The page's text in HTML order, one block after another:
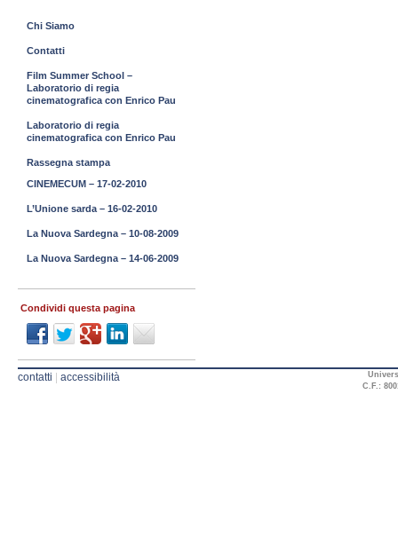
Chi Siamo
Contatti
Film Summer School –
Laboratorio di regia
cinematografica con Enrico Pau
Laboratorio di regia
cinematografica con Enrico Pau
Rassegna stampa
CINEMECUM – 17-02-2010
L’Unione sarda – 16-02-2010
La Nuova Sardegna – 10-08-2009
La Nuova Sardegna – 14-06-2009
Condividi questa pagina
contatti | accessibilità
C.F.: